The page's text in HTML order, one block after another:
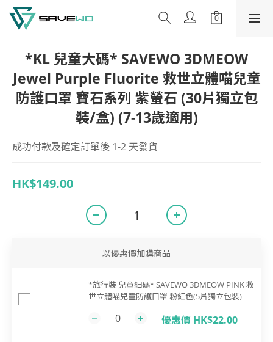
*KL 兒童大碼* SAVEWO 3DMEOW
Jewel Purple Fluorite 救世立體喵兒童
防護口罩 寶石系列 紫螢石 (30片獨立包
裝/盒) (7-13歲適用)
成功付款及確定訂單後 1-2 天發貨
HK$149.00
以優惠價加購商品
*旅行裝 兒童細碼* SAVEWO 3DMEOW PINK 救
世立體喵兒童防護口罩 粉紅色(5片獨立包裝)
優惠價 HK$22.00